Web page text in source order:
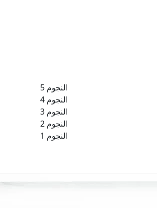
5 النجوم
4 النجوم
3 النجوم
2 النجوم
1 النجوم